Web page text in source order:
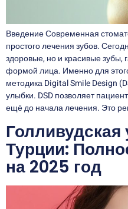
Введение Современная
простого лечения зубов.
здоровые, но и красивые
формой лица. Именно для
методика Digital Smile Design
улыбки. DSD позволяет
ещё до начала лечения. Это
Турции:
на 2025 год